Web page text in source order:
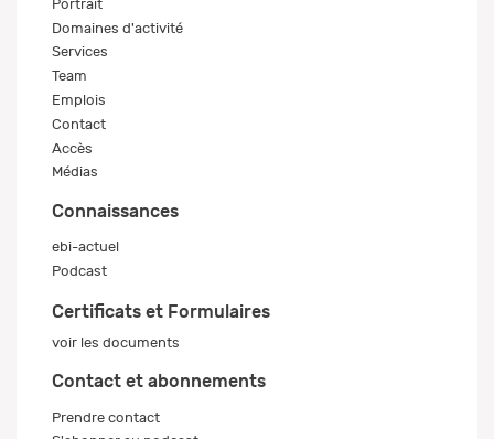
Portrait
Domaines d'activité
Services
Team
Emplois
Contact
Accès
Médias
Connaissances
ebi-actuel
Podcast
Certificats et Formulaires
voir les documents
Contact et abonnements
Prendre contact